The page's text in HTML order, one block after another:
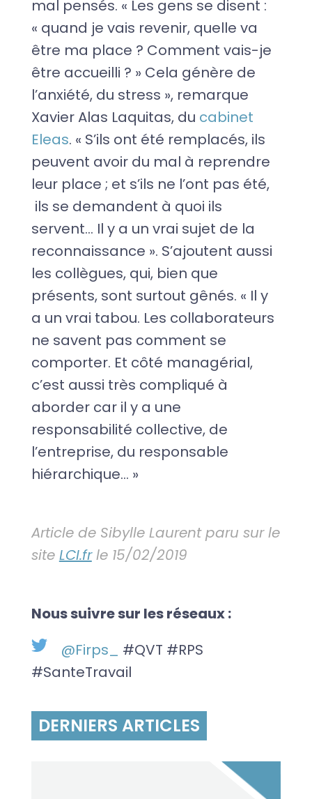
mal pensés. « Les gens se disent :
« quand je vais revenir, quelle va
être ma place ? Comment vais-je
être accueilli ? » Cela génère de
l’anxiété, du stress », remarque
Xavier Alas Laquitas, du cabinet
Eleas. « S’ils ont été remplacés, ils
peuvent avoir du mal à reprendre
leur place ; et s’ils ne l’ont pas été,
ils se demandent à quoi ils
servent… Il y a un vrai sujet de la
reconnaissance ». S’ajoutent aussi
les collègues, qui, bien que
présents, sont surtout gênés. « Il y
a un vrai tabou. Les collaborateurs
ne savent pas comment se
comporter. Et côté managérial,
c’est aussi très compliqué à
aborder car il y a une
responsabilité collective, de
l’entreprise, du responsable
hiérarchique… »
Article de Sibylle Laurent paru sur le
site LCI.frle 15/02/2019
Nous suivre sur les réseaux :
@Firps_ #QVT #RPS
#SanteTravail
DERNIERS ARTICLES